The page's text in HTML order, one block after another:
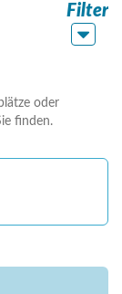
Filter
oder
finden.